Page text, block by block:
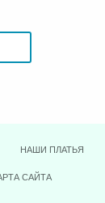
НАШИ ПЛАТЬЯ
САЙТА